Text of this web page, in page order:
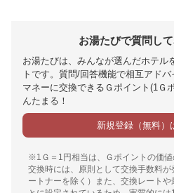
お湯たびで質問し
お湯たびは、みんなが選んだホテル
トです。質問/回答機能で相互アド
マネーに交換できるＧポイント(1Ｇ
んたまる！
新規登録（無料）
※1Ｇ＝1円相当は、Ｇポイントの価値
交換時には、原則として交換手数料
ートナーを除く）また、交換レート